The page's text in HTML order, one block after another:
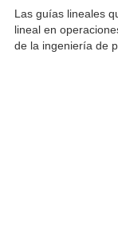
Las guías lineales
lineal en
de la ingeniería de